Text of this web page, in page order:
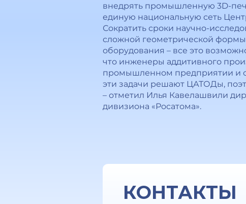
внедрять промышленную 3D-
единую национальную сеть
Сократить сроки научно-
сложной геометрической
оборудования – все это
что инженеры аддитивного
промышленном предприятии и
эти задачи решают ЦАТОДы,
– отметил Илья Кавелашвили
дивизиона «Росатома».
КОНТАКТЫ